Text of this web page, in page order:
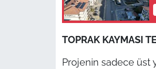
TOPRAK KAYMASI
Projenin sadece üst